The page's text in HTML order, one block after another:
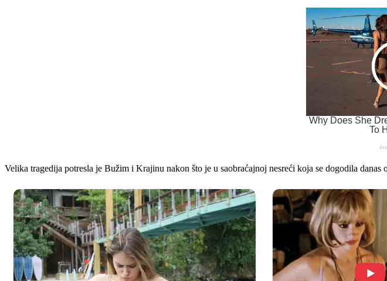
Velika tragedija potresla je Bužim i Krajinu nakon što je u saobraćajnoj nesreći koja se dogodila